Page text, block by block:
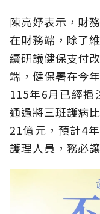
陳亮妤表示，財
在財務端，除了
續研議健保支付
端，健保署在今
115年6月已經挹
通過將三班護病
21億元，預計4
護理人員，務必